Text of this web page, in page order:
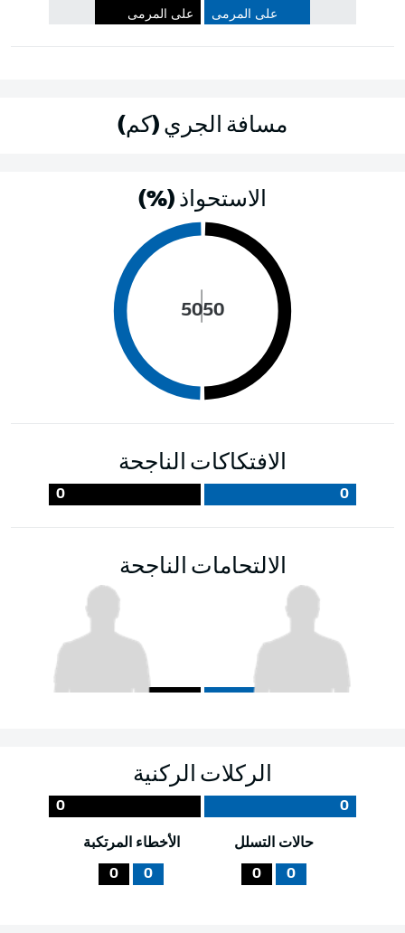
على المرمى على المرمى
مسافة الجري (كم)
الاستحواذ (%)
50
50
الافتكاكات الناجحة
0
0
الالتحامات الناجحة
الركلات الركنية
0
0
حالات التسلل
0
0
الأخطاء المرتكبة
0
0